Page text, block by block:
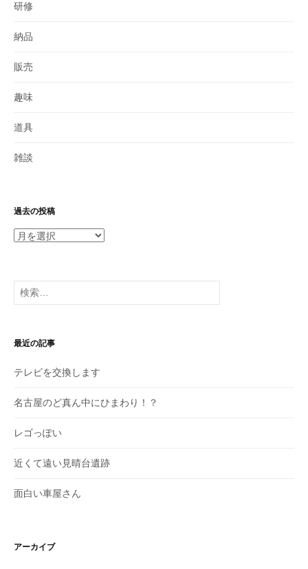
研修
納品
販売
趣味
道具
雑談
過去の投稿
過
投
稿
検
索:
最近の記事
テレビを交換します
名古屋のど真ん中にひまわり！？
レゴっぽい
近くて遠い見晴台遺跡
面白い車屋さん
アーカイブ